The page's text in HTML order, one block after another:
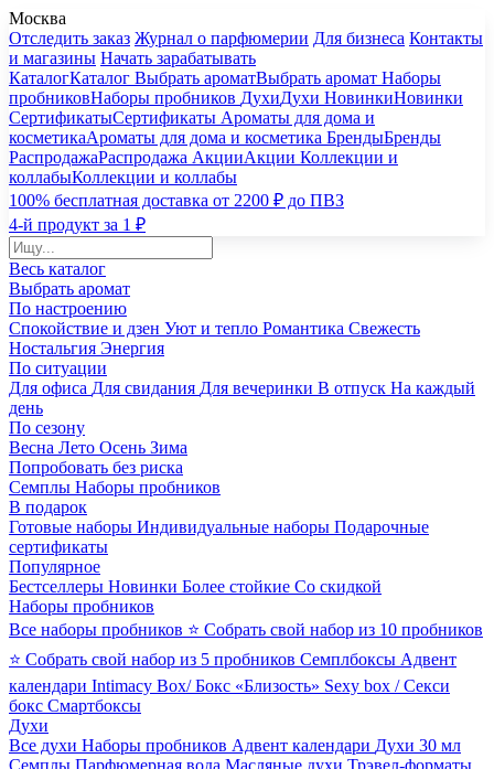
Москва
Отследить заказ Журнал о парфюмерии Для бизнеса Контакты
и магазины Начать зарабатывать
КаталогКаталог Выбрать ароматВыбрать аромат Наборы
пробниковНаборы пробников ДухиДухи НовинкиНовинки
СертификатыСертификаты Ароматы для дома и
косметикаАроматы для дома и косметика БрендыБренды
РаспродажаРаспродажа АкцииАкции Коллекции и
коллабыКоллекции и коллабы
100% бесплатная доставка от 2200 ₽ до ПВЗ
4-й продукт за 1 ₽
Весь каталог
Выбрать аромат
По настроению
Спокойствие и дзен Уют и тепло Романтика Свежесть
Ностальгия Энергия
По ситуации
Для офиса Для свидания Для вечеринки В отпуск На каждый
день
По сезону
Весна Лето Осень Зима
Попробовать без риска
Семплы Наборы пробников
В подарок
Готовые наборы Индивидуальные наборы Подарочные
сертификаты
Популярное
Бестселлеры Новинки Более стойкие Со скидкой
Наборы пробников
Все наборы пробников ⭐ Собрать свой набор из 10 пробников
⭐ Собрать свой набор из 5 пробников Семплбоксы Адвент
календари Intimacy Box/ Бокс «Близость» Sexy box / Секси
бокс Смартбоксы
Духи
Все духи Наборы пробников Адвент календари Духи 30 мл
Семплы Парфюмерная вода Масляные духи Трэвел-форматы